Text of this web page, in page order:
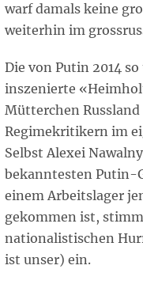
warf damals keine
weiterhin im
Die von Putin 2014
inszenierte
Mütterchen
Regimekritikern im
Selbst Alexei
bekanntesten Putin-
einem Arbeitslager
gekommen ist,
nationalistischen
ist unser) ein.